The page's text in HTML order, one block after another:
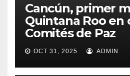
Cancún, primer
Quintana Roo en
Comités de Paz
OCT 31, 2025 ADMIN